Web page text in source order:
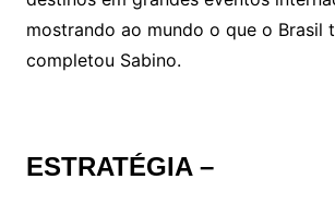
mostrando ao mundo o que o Brasil
completou Sabino.
ESTRATÉGIA –